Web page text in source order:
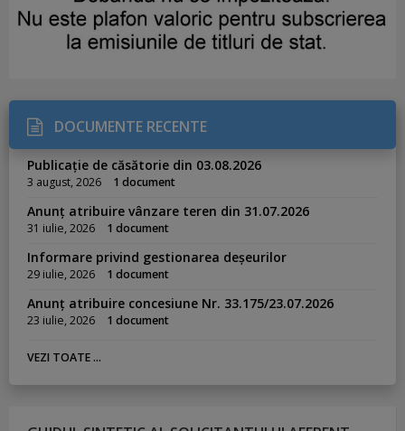
DOCUMENTE RECENTE
Publicație de căsătorie din 03.08.2026
3 august, 2026 1 document
Anunț atribuire vânzare teren din 31.07.2026
31 iulie, 2026 1 document
Informare privind gestionarea deșeurilor
29 iulie, 2026 1 document
Anunț atribuire concesiune Nr. 33.175/23.07.2026
23 iulie, 2026 1 document
VEZI TOATE ...